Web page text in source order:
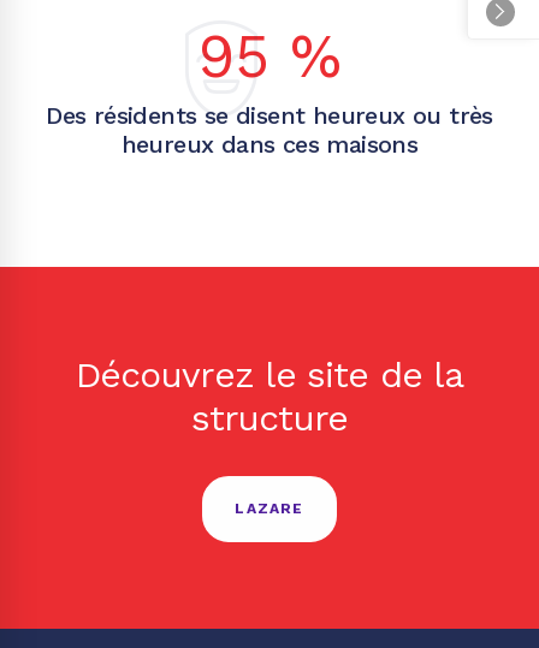
95 %
Des résidents se disent heureux ou très
heureux dans ces maisons
Découvrez le site de la
structure
LAZARE